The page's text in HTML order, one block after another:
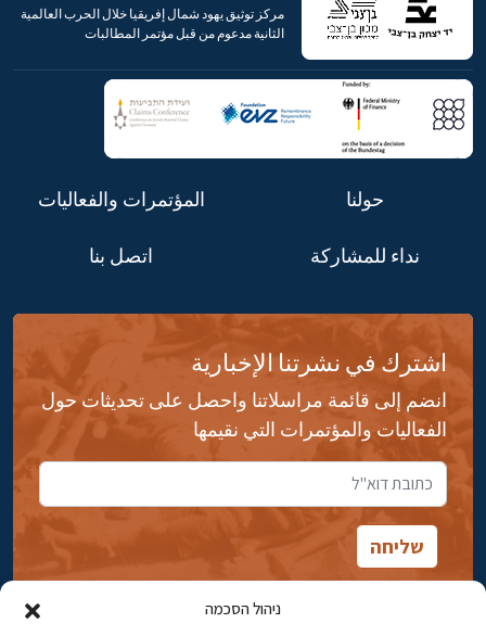
ניהול הסכמה
مركز توثيق يهود شمال إفريقيا خلال الحرب العالمية
الثانية مدعوم من قبل مؤتمر المطالبات
حولنا المؤتمرات والفعاليات
نداء للمشاركة اتصل بنا
اشترك في نشرتنا الإخبارية
انضم إلى قائمة مراسلاتنا واحصل على تحديثات حول
الفعاليات والمؤتمرات التي نقيمها